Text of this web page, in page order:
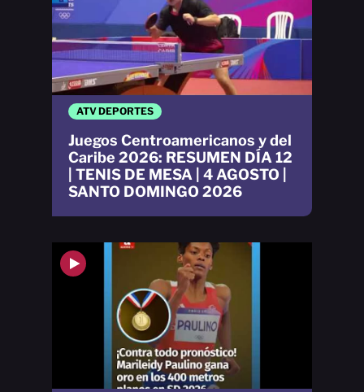
ATV DEPORTES
Juegos Centroamericanos y del
Caribe 2026: RESUMEN DÍA 12
| TENIS DE MESA | 4 AGOSTO |
SANTO DOMINGO 2026